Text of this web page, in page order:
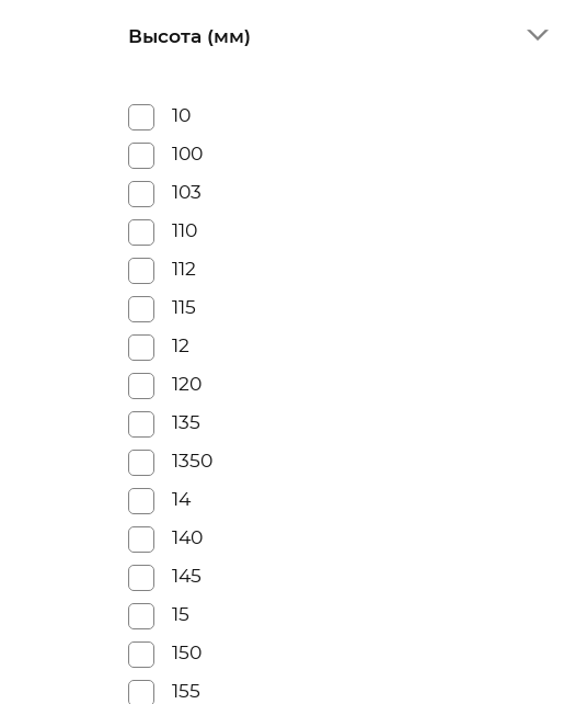
Высота (мм)
10
100
103
110
112
115
12
120
135
1350
14
140
145
15
150
155